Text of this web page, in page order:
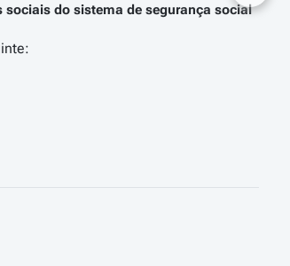
sociais do sistema de segurança social